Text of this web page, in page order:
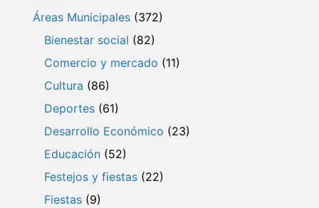
Áreas Municipales (372)
Bienestar social (82)
Comercio y mercado (11)
Cultura (86)
Deportes (61)
Desarrollo Económico (23)
Educación (52)
Festejos y fiestas (22)
Fiestas (9)